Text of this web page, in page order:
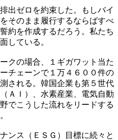
出ゼロを約束した。もしバイ
そのまま履行するならばすべ
約を作成するだろう。私たち
している。
クの場合、１ギガワット当た
チェーンで１万４６００件の
される。韓国企業も第５世代
ＡＩ）、水素産業、電気自動
でこうした流れをリードする
ンス（ＥＳＧ）目標に続々と